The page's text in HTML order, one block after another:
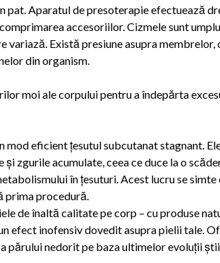
pat. Aparatul de presoterapie efectuează
accesoriilor. Cizmele sunt
variază. Există presiune asupra
din organism.
moi ale corpului pentru a îndepărta
eficient țesutul subcutanat stagnant.
zgurile acumulate, ceea ce duce la o
în țesuturi. Acest lucru se simte
prima procedură.
de înaltă calitate pe corp – cu produse
efect inofensiv dovedit asupra pielii tale.
părului nedorit pe baza ultimelor evoluții